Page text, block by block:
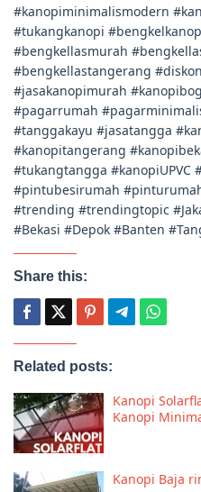
#kanopiminimalismodern
#tukangkanopi
#bengkellasmurah
#bengkellastangerang
#jasakanopimurah
#pagarrumah
#tanggakayu #jasatangga
#kanopitangerang
#tukangtangga #kanopiUPVC
#pintubesirumah
#trending #trendingtopic
#Bekasi #Depok #Banten
Share this:
Related posts:
Kanopi
Kanopi
Kanopi Baja